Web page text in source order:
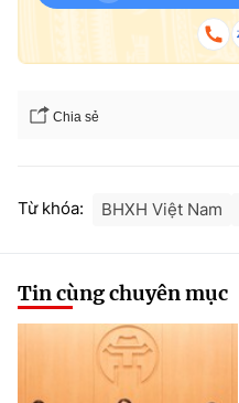
Chia sẻ
Từ khóa: BHXH Việt Nam
Tin cùng chuyên mục